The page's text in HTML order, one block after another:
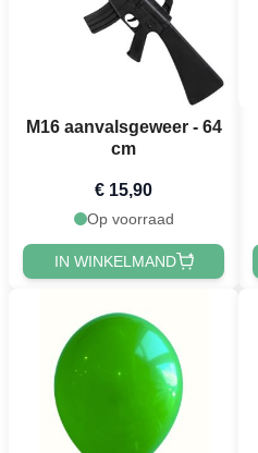
M16 aanvalsgeweer - 64
cm
€ 15,90
Op voorraad
IN WINKELMAND